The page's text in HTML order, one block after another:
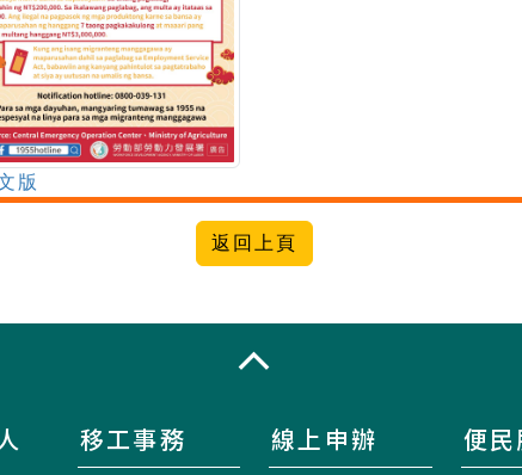
版
移工事務 線上申辦 便